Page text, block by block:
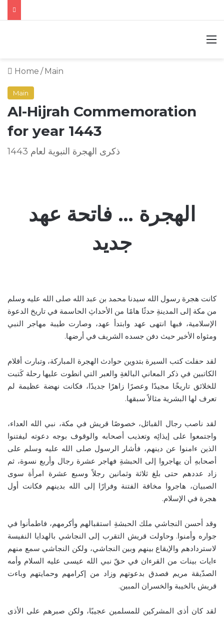
Home / Main
Main
Al-Hijrah Commemoration
for year 1443
ذكرى الهجرة النبوية لعام 1443
الهجرة … فاتحة عهد
جديد
كانت هجرة رسول الله سيدنا محمد بن عبد الله صلى الله عليه وسلم
من مكة إلى المدينةِ حدثًا هامًا من الأحداثِ الحاسمة في تاريخ الدعوة
الإسلامية، فبها انتهى عهد وابتدأ عهد، وصارت طيبة مهاجر النبي
ومثواه الأخير حيث دفن جسده الشريف في أرضها.
لقد حفلت كتب السيرة بتدوين حوادث الهجرة المباركة، وتبارت أقلام
الكاتبين في ذكر المعاني البالغةِ والعبر التي انطوت عليها رحلة كَتبت
للخلائق تاريخًا مجيدًا وعصرًا زاهرًا جديدًا، فكانت نهضة عظيمة لم
تعرف لها البشرية مثالاً سبقها.
لقد ناصب رجال القبائل، خصوصًا قريش في مكة، نبي الله العداء،
واجتمعوا على إيذائِه وتعذيب أصحابه والوقوف بوجه دعوته ليفتنوا
الذين ءامنوا عن دينهم، فأشار الرسول صلى الله عليه وسلم على
أصحابهِ أن يهاجروا إلى الحبشةِ فهاجر عشرة رجال وأربع نسوة، ثم
زاد عددهم حتى بلغ ثلاثة وثمانين رجلاً وسبع عشرة امرأة سوى
الصبيان، هاجروا مخافة الفتنة وفرارًا إلى الله بدينهم فكانت أول
هجرة في الإسلام.
وقد أحسن النجاشي ملك الحبشةِ استقبالهم وأكرمهم، فاطمأنوا في
جواره وأمنوا. وحاولت قريش التقرب إلى النجاشي بالهدايا النفيسة
لاستردادهم والإيقاع بينهم وبين النجاشي، ولكن النجاشي سمع منهم
ءايات بينات من القرءان في حقّ نبي الله عيسى عليه السلام وأمه
الصدّيقة مريم فصدق بدعوتهم وزاد من إكرامهم وحمايتهم وباءت
قريش بالخيبة والخسران المبين.
لقد كان أذى المشركين للمسلمين عجيبًا، ولكن صبرهم على الأذى